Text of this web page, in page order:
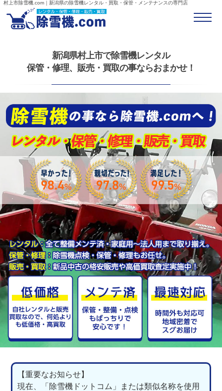
村上市除雪機.com｜新潟県の除雪機レンタル・買取・保管・メンテナンスの専門店
新潟県村上市で除雪機レンタル
保管・修理、販売・買取の事ならおまかせ！
【重要なお知らせ】
現在、「除雪機ドットコム」または類似名称を使用